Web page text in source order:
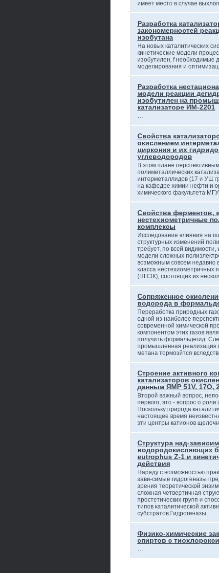
имеет место в случае
Разработка
закономерностей
изобутана
На новых каталитических
кинетические модели
изобутилен, f необходимые
моделирования и
Разработка
модели реакции
изобутилен на
катализаторе ИМ-2201
…
Свойства
окислением
циркония и их
углеводородов
В этом плане
полиметаллических
интерметаллидов (17 и УШ
на кафедре химии нефти и
химического факультета
Свойства ферментов,
нестехиометричные
комплексы
Исследование влияния на
структурных изменений
требует, по всей видимости,
модели сложных
возможным совсем недавно
класса нестехиометричных
(НПЭК), состоящих из
Сопряженное
водорода в
Переработка природных
одной из наиболее
современной химической
компонентом этих газов
получить формальдегид.
промышленная реализация
метана тормозйтся
Строение активного
катализаторов
данным ЯМР 51V, 17O,
Второй важный вопрос,
первого, это - вопрос о
Поскольку природа
настоящее время
эти центры катионов
Структура над-
водородокисляющих
eutrophus Z-1 и
действия
Наряду с возможностью
зави-симые гидрогеназы
зрения теоретической
сложная четвертичная
простетических групп и
типов каталитической
субстратов.Гидрогеназы…
Физико-химические
спиртов с
…